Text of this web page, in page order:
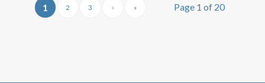
Page 1 of 20
1 2 3 › »